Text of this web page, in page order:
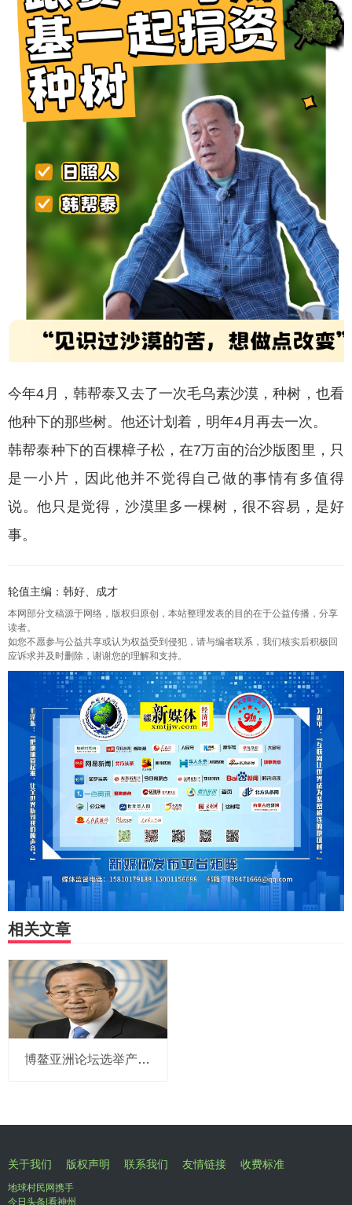
今年4月，韩帮泰又去了一次毛乌素沙漠，种树，也看
他种下的那些树。他还计划着，明年4月再去一次。
韩帮泰种下的百棵樟子松，在7万亩的治沙版图里，只
是一小片，因此他并不觉得自己做的事情有多值得
说。他只是觉得，沙漠里多一棵树，很不容易，是好
事。
轮值主编：韩好、成才
本网部分文稿源于网络，版权归原创，本站整理发表的目的在于公益传播，分享
读者。
如您不愿参与公益共享或认为权益受到侵犯，请与编者联系，我们核实后积极回
应诉求并及时删除，谢谢您的理解和支持。
相关文章
博鳌亚洲论坛选举产生新一届理事会 潘基文当选理事长
关于我们 版权声明 联系我们 友情链接 收费标准
地球村民网携手
今日头条|看神州